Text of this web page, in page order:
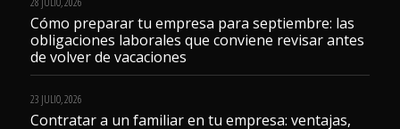
Cómo preparar tu empresa para septiembre: las
obligaciones laborales que conviene revisar antes
de volver de vacaciones
23 JULIO, 2026
Contratar a un familiar en tu empresa: ventajas,